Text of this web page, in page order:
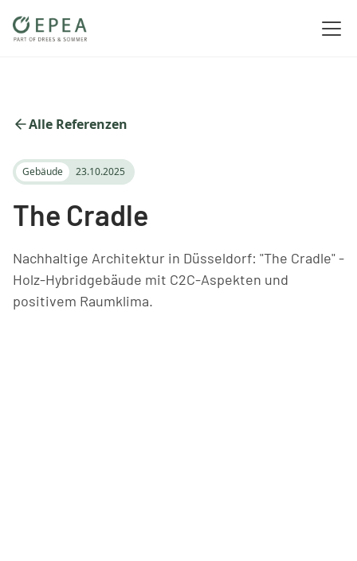
Alle Referenzen
Gebäude 23.10.2025
The Cradle
Nachhaltige Architektur in Düsseldorf: "The Cradle" -
Holz-Hybridgebäude mit C2C-Aspekten und
positivem Raumklima.